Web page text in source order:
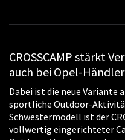
CROSSCAMP stärkt
auch bei Opel-
Dabei ist die neue Variante
sportliche Outdoor-
Schwestermodell ist der
vollwertig eingerichteter